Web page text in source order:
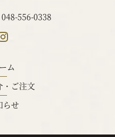
556-0338
ム
・ご注文
らせ